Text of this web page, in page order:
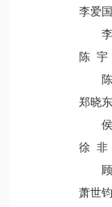
李爱国
李
陈 宇
陈
郑晓东
侯
徐 非
顾
萧世钧